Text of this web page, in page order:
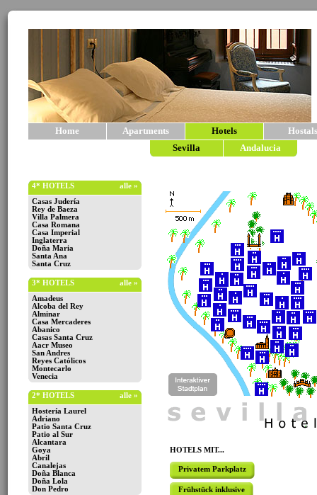
Home Apartments Hotels
Hostals
Sevilla
Andalucia
alle »
4* HOTELS
Casas Judería
Rey de Baeza
Villa Palmera
Casa Romana
Casa Imperial
Inglaterra
Doña Maria
Santa Ana
Santa Cruz
alle »
3* HOTELS
Amadeus
Alcoba del Rey
Alminar
Casa Mercaderes
Abanico
Casas Santa Cruz
Aacr Museo
San Andres
Reyes Católicos
Montecarlo
Venecia
alle »
2* HOTELS
Hostería Laurel
Adriano
Patio Santa Cruz
Patio al Sur
Alcantara
Goya
Abril
Canalejas
Doña Blanca
Doña Lola
Don Pedro
HOTELS MIT...
Privatem Parkplatz
Frühstück inklusive